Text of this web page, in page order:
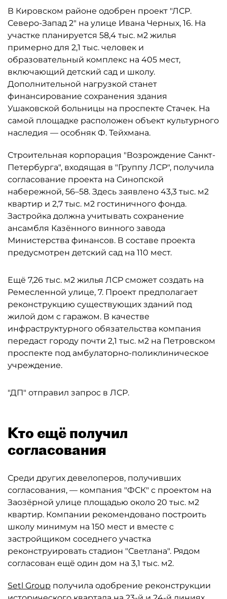
В Кировском районе одобрен проект "ЛСР.
Северо-Запад 2" на улице Ивана Черных, 16. На
участке планируется 58,4 тыс. м2 жилья
примерно для 2,1 тыс. человек и
образовательный комплекс на 405 мест,
включающий детский сад и школу.
Дополнительной нагрузкой станет
финансирование сохранения здания
Ушаковской больницы на проспекте Стачек. На
самой площадке расположен объект культурного
наследия — особняк Ф. Тейхмана.
Строительная корпорация "Возрождение Санкт-
Петербурга", входящая в "Группу ЛСР", получила
согласование проекта на Синопской
набережной, 56–58. Здесь заявлено 43,3 тыс. м2
квартир и 2,7 тыс. м2 гостиничного фонда.
Застройка должна учитывать сохранение
ансамбля Казённого винного завода
Министерства финансов. В составе проекта
предусмотрен детский сад на 110 мест.
Ещё 7,26 тыс. м2 жилья ЛСР сможет создать на
Ремесленной улице, 7. Проект предполагает
реконструкцию существующих зданий под
жилой дом с гаражом. В качестве
инфраструктурного обязательства компания
передаст городу почти 2,1 тыс. м2 на Петровском
проспекте под амбулаторно-поликлиническое
учреждение.
"ДП" отправил запрос в ЛСР.
Кто ещё получил
согласования
Среди других девелоперов, получивших
согласования, — компания "ФСК" с проектом на
Заозёрной улице площадью около 20 тыс. м2
квартир. Компании рекомендовано построить
школу минимум на 150 мест и вместе с
застройщиком соседнего участка
реконструировать стадион "Светлана". Рядом
согласован ещё один дом на 3,1 тыс. м2.
Setl Group получила одобрение реконструкции